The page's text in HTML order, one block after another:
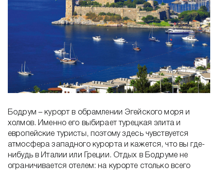
Бодрум – курорт в обрамлении Эгейского моря и
холмов. Именно его выбирает турецкая элита и
европейские туристы, поэтому здесь чувствуется
атмосфера западного курорта и кажется, что вы где-
нибудь в Италии или Греции. Отдых в Бодруме не
ограничивается отелем: на курорте столько всего